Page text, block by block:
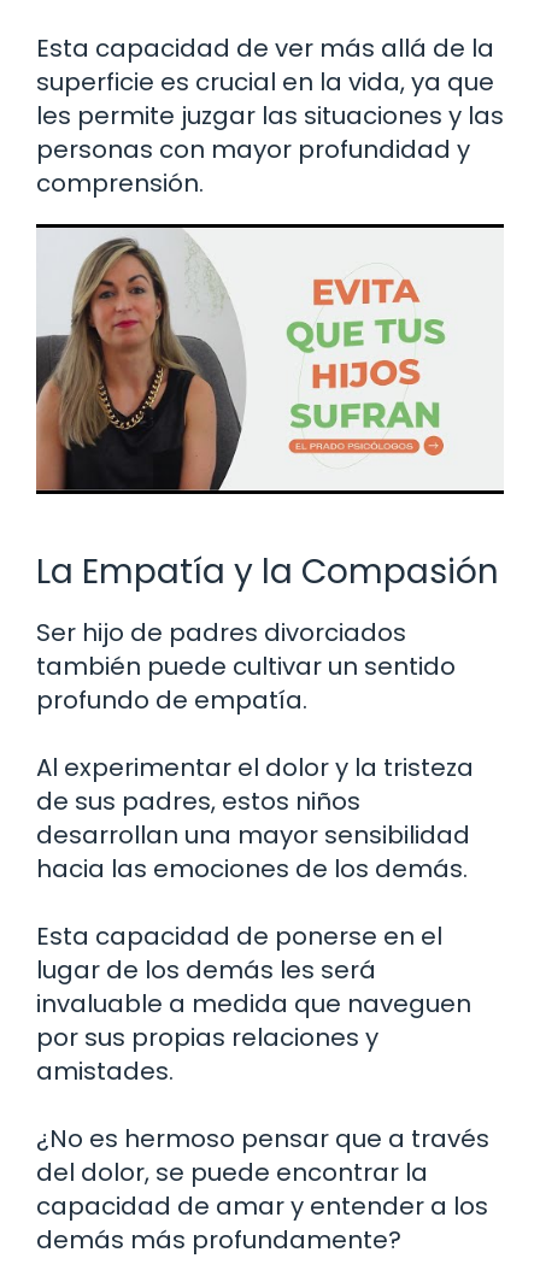
Esta capacidad de ver más allá de la
superficie es crucial en la vida, ya que
les permite juzgar las situaciones y las
personas con mayor profundidad y
comprensión.
La Empatía y la Compasión
Ser hijo de padres divorciados
también puede cultivar un sentido
profundo de empatía.
Al experimentar el dolor y la tristeza
de sus padres, estos niños
desarrollan una mayor sensibilidad
hacia las emociones de los demás.
Esta capacidad de ponerse en el
lugar de los demás les será
invaluable a medida que naveguen
por sus propias relaciones y
amistades.
¿No es hermoso pensar que a través
del dolor, se puede encontrar la
capacidad de amar y entender a los
demás más profundamente?